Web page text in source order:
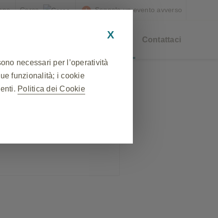
Segnala un evento avverso
Eventi e Webinar Contattaci
25 giu, 2026
X
necessari per l’operatività
funzionalità; i cookie
Politica dei Cookie
durante una visita al
cookie vengono impostati in